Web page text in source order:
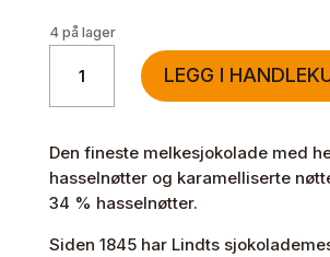
125.00 kr.
4 på lager
Grandes
34%
Hazelnuts
antall
LEGG I
Den fineste melkesjokolade med
hasselnøtter og karamelliserte
34 % hasselnøtter.
Siden 1845 har Lindts